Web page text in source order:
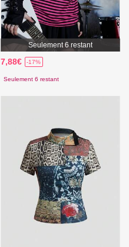
Seulement 6 restant
7,88€ -17%
Seulement 6 restant